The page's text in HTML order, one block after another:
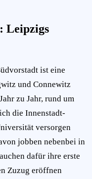
Leipzigs
ist eine
und Connewitz
zu Jahr, rund um
die Innenstadt-
versorgen
jobben nebenbei in
dafür ihre erste
Zuzug eröffnen